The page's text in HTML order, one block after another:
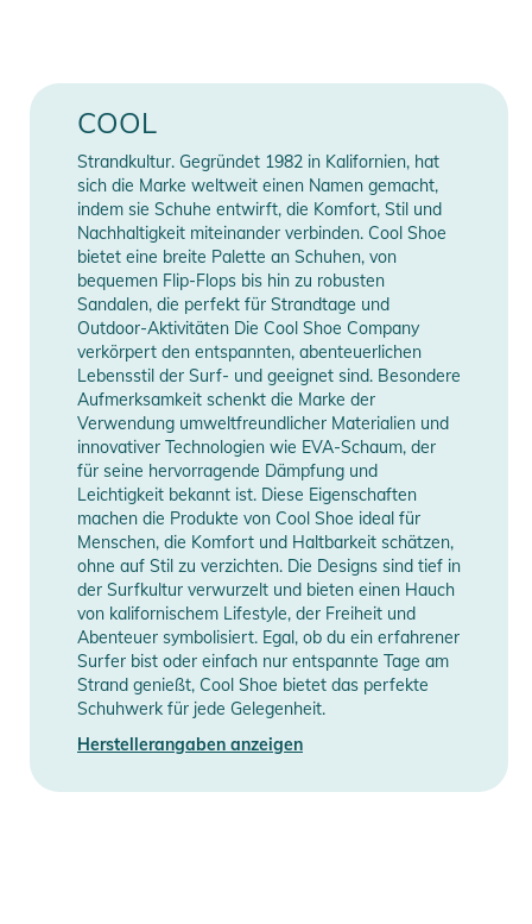
Farbe blue
Typ Sandale
Manufacturer
Information
Herstellerangaben
anzeigen
COOL
Strandkultur. Gegründet 1982 in Kalifornien, hat
sich die Marke weltweit einen Namen gemacht,
indem sie Schuhe entwirft, die Komfort, Stil und
Nachhaltigkeit miteinander verbinden. Cool Shoe
bietet eine breite Palette an Schuhen, von
bequemen Flip-Flops bis hin zu robusten
Sandalen, die perfekt für Strandtage und
Outdoor-Aktivitäten Die Cool Shoe Company
verkörpert den entspannten, abenteuerlichen
Lebensstil der Surf- und geeignet sind. Besondere
Aufmerksamkeit schenkt die Marke der
Verwendung umweltfreundlicher Materialien und
innovativer Technologien wie EVA-Schaum, der
für seine hervorragende Dämpfung und
Leichtigkeit bekannt ist. Diese Eigenschaften
machen die Produkte von Cool Shoe ideal für
Menschen, die Komfort und Haltbarkeit schätzen,
ohne auf Stil zu verzichten. Die Designs sind tief in
der Surfkultur verwurzelt und bieten einen Hauch
von kalifornischem Lifestyle, der Freiheit und
Abenteuer symbolisiert. Egal, ob du ein erfahrener
Surfer bist oder einfach nur entspannte Tage am
Strand genießt, Cool Shoe bietet das perfekte
Schuhwerk für jede Gelegenheit.
Herstellerangaben anzeigen